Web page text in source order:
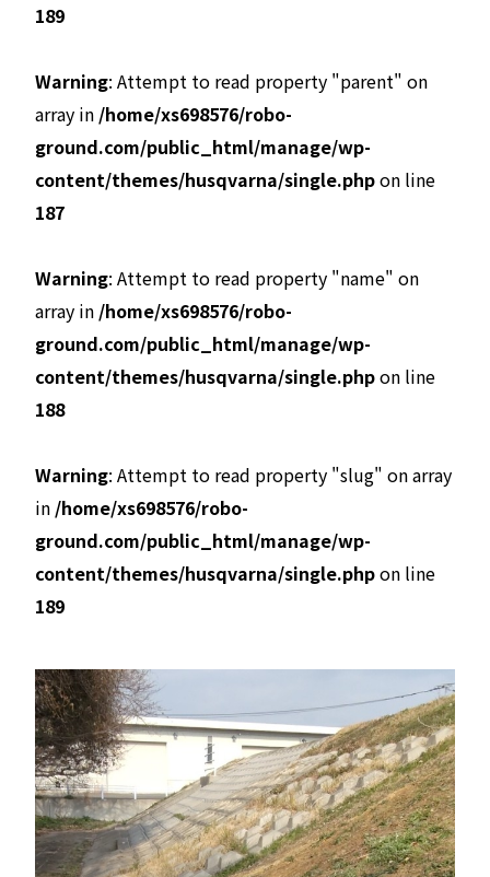
189
Warning: Attempt to read property "parent" on
array in /home/xs698576/robo-
ground.com/public_html/manage/wp-
content/themes/husqvarna/single.phpon line
187
Warning: Attempt to read property "name" on
array in /home/xs698576/robo-
ground.com/public_html/manage/wp-
content/themes/husqvarna/single.phpon line
188
Warning: Attempt to read property "slug" on array
in /home/xs698576/robo-
ground.com/public_html/manage/wp-
content/themes/husqvarna/single.phpon line
189